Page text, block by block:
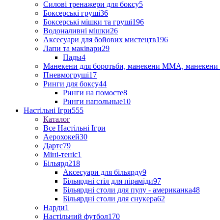
Силові тренажери для боксу5
Боксерські груші36
Боксерські мішки та груші196
Водоналивні мішки26
Аксесуари для бойових мистецтв196
Лапи та маківари29
Пады4
Манекени для боротьби, манекени ММА, манекени
Пневмогруші17
Ринги для боксу44
Ринги на помосте8
Ринги напольные10
Настільні Ігри555
Каталог
Все Настільні Ігри
Аерохокей30
Дартс79
Міні-теніс1
Більярд218
Аксесуари для більярду9
Більярдні стіл для піраміди97
Більярдні столи для пулу - американка48
Більярдні столи для снукера62
Нарди1
Настільний футбол170